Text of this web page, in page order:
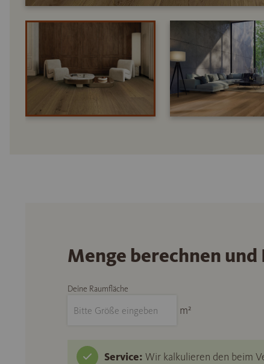
Menge berechnen
Deine Raumfläche
m²
Service: Wir kalkulieren den beim